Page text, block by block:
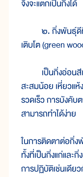
จึงจะแตกเป็นกิ่งได้
๒. กิ่งพันธุ์ดีที่เ
เติบโต (green
เป็นกิ่งอ่อนสีเ
สะสมน้อย เหี่ยวแห้
รวดเร็ว การบังคั
สามารถทำได้ง่าย
ในการติดตาต่อกิ่ง
ทั้งที่เป็นกิ่งแก่และ
การปฏิบัติเช่นเดีย